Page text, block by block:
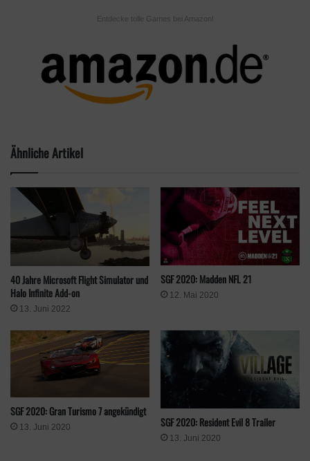
die hauptsächlich für die Forza Horizon-Reihe verantwortlich
waren. Ob sie einem Projekt wie Fable gewachsen sind, werden
wir sehen, wenn das Spiel für Xbox One Series X und PC
Klicke hier, um Marketing-Cookies zu
akzeptieren und diesen Inhalt zu aktivieren
Entdecke tolle Games bei Amazon!
Ähnliche Artikel
40 Jahre Microsoft Flight Simulator und
Halo Infinite Add-on
13. Juni 2022
SGF 2020: Madden NFL 21
12. Mai 2020
SGF 2020: Gran Turismo 7 angekündigt
13. Juni 2020 SGF 2020: Resident Evil 8 Trailer
13. Juni 2020